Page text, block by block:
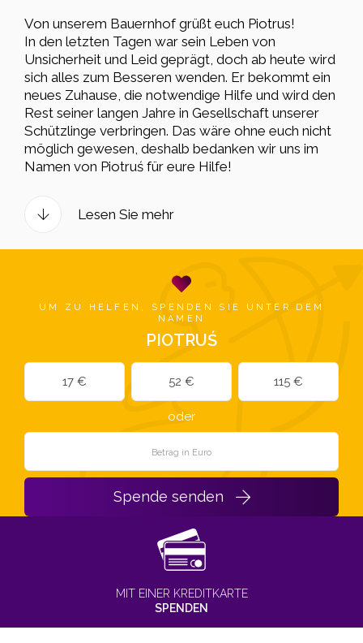
Von unserem Bauernhof grüßt euch Piotrus!
In den letzten Tagen war sein Leben von
Unsicherheit und Leid geprägt, doch ab heute wird
sich alles zum Besseren wenden. Er bekommt ein
neues Zuhause, die notwendige Hilfe und wird den
Rest seiner langen Jahre in Gesellschaft unserer
Schützlinge verbringen. Das wäre ohne euch nicht
möglich gewesen, deshalb bedanken wir uns im
Namen von Piotruś für eure Hilfe!
Lesen Sie mehr
UM ZU HELFEN, SPENDEN SIE UNTER DEM
NAMEN
PIOTRUŚ
17 € 52 € 115 €
oder
Spende senden
MIT EINER KREDITKARTE
SPENDEN